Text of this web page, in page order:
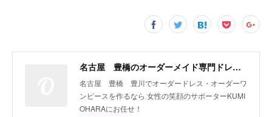
名古屋 豊橋のオーダーメイド専門ドレスデザイナー KUMI OHARA
名古屋 豊橋 豊川でオーダードレス・オーダーワ
ンピースを作るなら 女性の笑顔のサポーターKUMI
OHARAにお任せ！